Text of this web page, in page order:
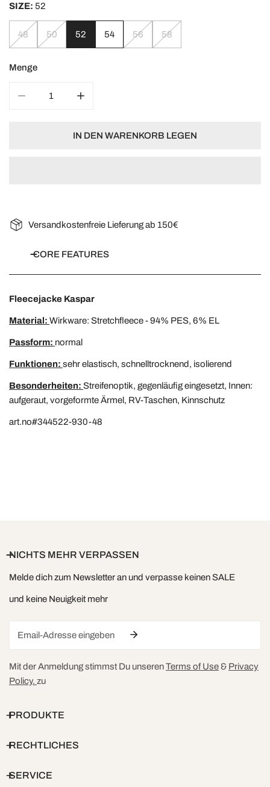
SIZE: 52
48 50 52 54 56 58
Menge
IN DEN WARENKORB LEGEN
Versandkostenfreie Lieferung ab 150€
CORE FEATURES
Fleecejacke Kaspar
Material: Wirkware: Stretchfleece - 94% PES, 6% EL
Passform: normal
Funktionen: sehr elastisch, schnelltrocknend, isolierend
Besonderheiten: Streifenoptik, gegenläufig eingesetzt, Innen:
aufgeraut, vorgeformte Ärmel, RV-Taschen, Kinnschutz
art.no#344522-930-48
NICHTS MEHR VERPASSEN
Melde dich zum Newsletter an und verpasse keinen SALE
und keine Neuigkeit mehr
Mit der Anmeldung stimmst Du unserenTerms of Use& Privacy
Policy. zu
PRODUKTE
RECHTLICHES
SERVICE